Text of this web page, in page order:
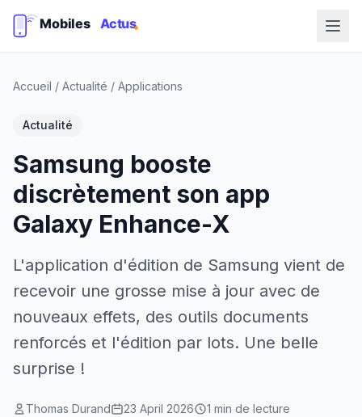
Accueil / Actualité / Applications
Actualité
Samsung booste
discrètement son app
Galaxy Enhance-X
L'application d'édition de Samsung vient de
recevoir une grosse mise à jour avec de
nouveaux effets, des outils documents
renforcés et l'édition par lots. Une belle
surprise !
Thomas Durand 23 April 2026 1 min de lecture